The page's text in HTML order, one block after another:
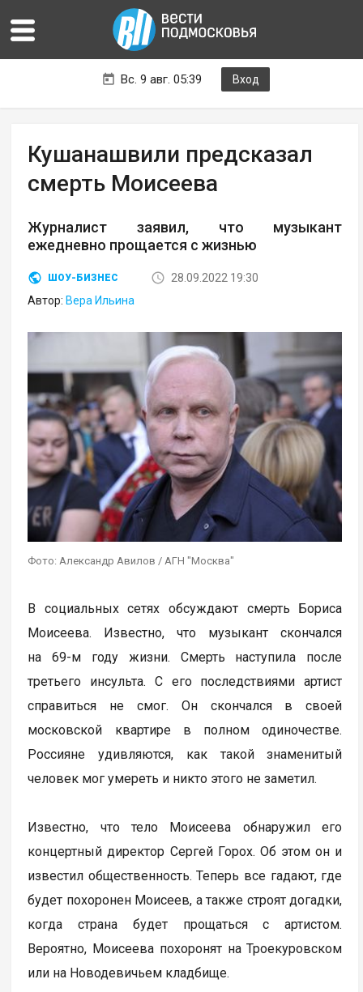
Вс. 9 авг. 05:39 Вход
Кушанашвили предсказал
смерть Моисеева
Журналист заявил, что музыкант
ежедневно прощается с жизнью
ШОУ-БИЗНЕС
28.09.2022 19:30
Автор: Вера Ильина
Фото: Александр Авилов / АГН "Москва"
В социальных сетях обсуждают смерть Бориса
Моисеева. Известно, что музыкант скончался
на 69-м году жизни. Смерть наступила после
третьего инсульта. С его последствиями артист
справиться не смог. Он скончался в своей
московской квартире в полном одиночестве.
Россияне удивляются, как такой знаменитый
человек мог умереть и никто этого не заметил.
Известно, что тело Моисеева обнаружил его
концертный директор Сергей Горох. Об этом он и
известил общественность. Теперь все гадают, где
будет похоронен Моисеев, а также строят догадки,
когда страна будет прощаться с артистом.
Вероятно, Моисеева похоронят на Троекуровском
или на Новодевичьем кладбище.